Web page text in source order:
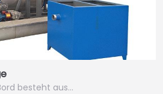
besteht aus…